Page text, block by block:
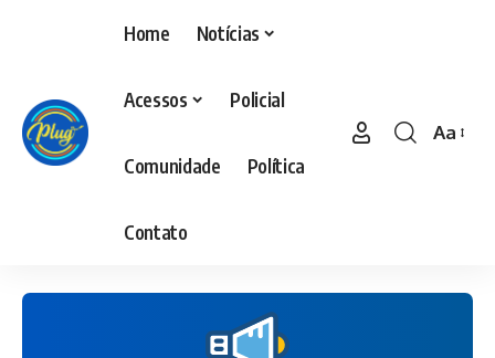
Home Notícias
Acessos Policial
Comunidade Política
Contato
Aa